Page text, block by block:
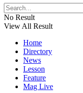
No Result
View All Result
Home
Directory
News
Lesson
Feature
Mag Live